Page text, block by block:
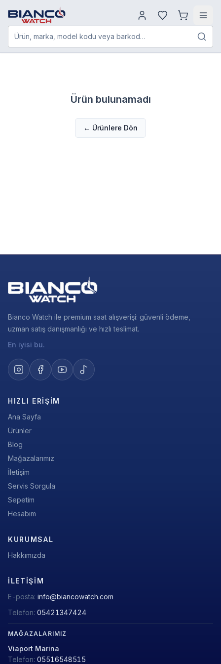
Ürün, marka, model kodu veya barkod…
Ürün bulunamadı
← Ürünlere Dön
Bianco Watch ile premium saat alışverişi: güvenli ödeme,
uzman satış danışmanlığı ve hızlı teslimat.
En iyisi bu.
HIZLI ERIŞIM
Ana Sayfa
Ürünler
Blog
Mağazalarımız
İletişim
Servis Sorgula
Sepetim
Hesabım
KURUMSAL
Hakkımızda
İLETIŞIM
E-posta: info@biancowatch.com
Telefon: 05421347424
MAĞAZALARIMIZ
Viaport Marina
Telefon: 05516548515